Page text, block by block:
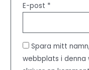
E-post *
Spara mitt
webbplats i denna